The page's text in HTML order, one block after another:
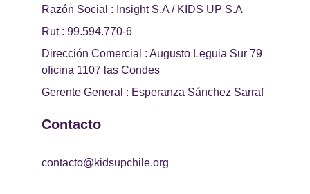
Contacto
contacto@kidsupchile.org
Razón Social : Insight S.A / KIDS UP S.A
Rut : 99.594.770-6
Dirección Comercial : Augusto Leguia Sur 79
oficina 1107 las Condes
Gerente General : Esperanza Sánchez Sarraf